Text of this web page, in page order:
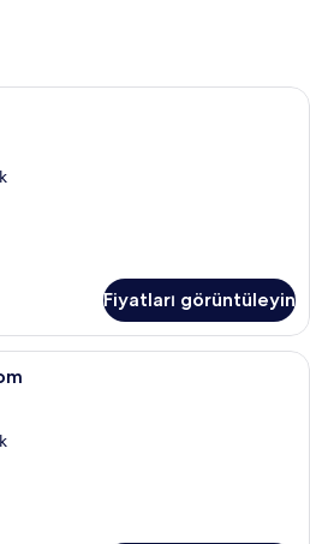
Odada kasa, masa, ütü/ütü masası,
Fiyatları görüntüleyin
Odada kasa, masa, ütü/ütü masası,